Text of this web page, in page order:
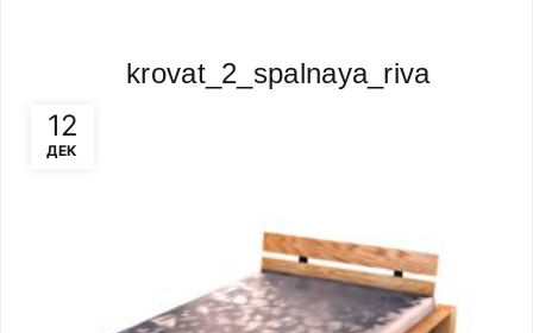
12
ДЕК
krovat_2_spalnaya_riva